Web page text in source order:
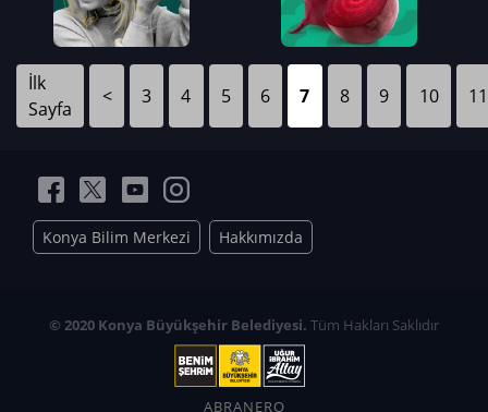
İlk
Sayfa
< 3 4 5 6 7 8 9 10 11
Konya Bilim Merkezi Hakkımızda
© 2020 Konya Büyükşehir Belediyesi. Tüm Hakları Saklıdır
ABRANERO